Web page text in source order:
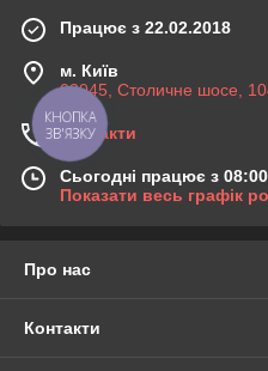
Працює з 22.02.2018
м. Київ
03045, Столичне шосе,
Контакти
Сьогодні працює з
Показати весь графік
Про нас
Контакти
КНОПКА
ЗВ'ЯЗКУ